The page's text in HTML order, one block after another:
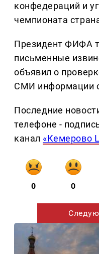
конфедераций и
чемпионата
Президент ФИФА
письменные
объявил о
СМИ информации
Последние
телефоне -
канал «Кемерово
0 0